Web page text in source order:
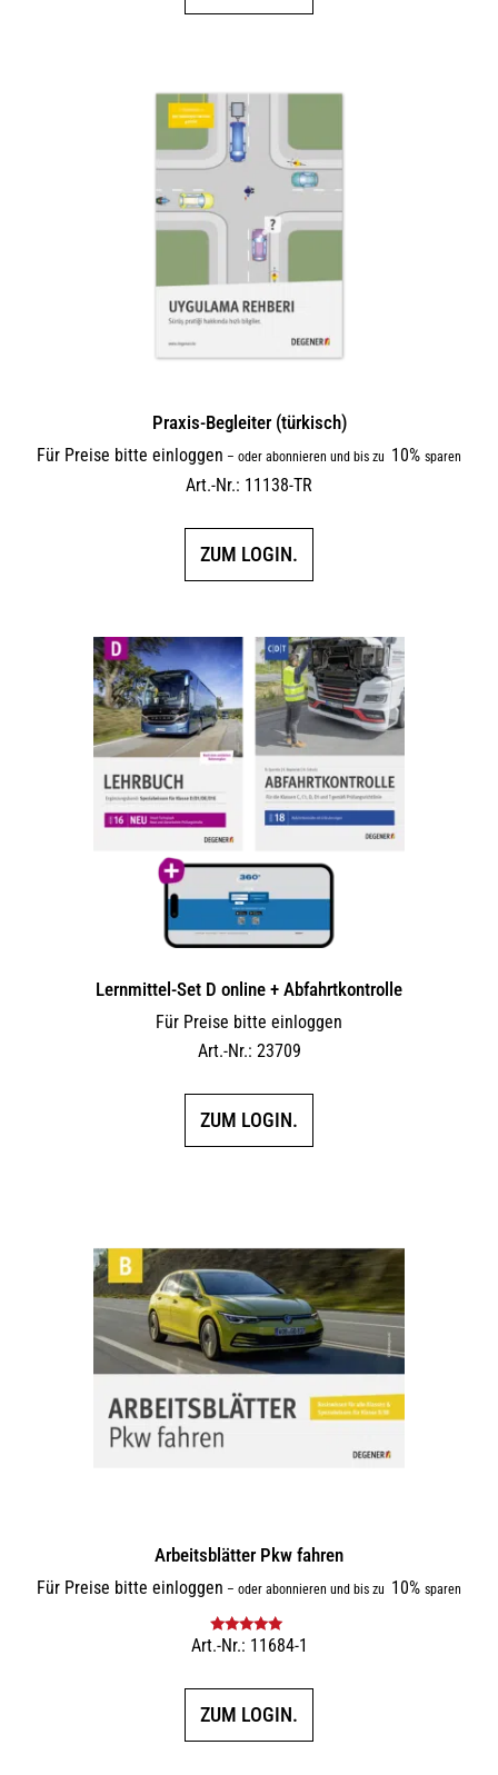
Praxis-Begleiter (türkisch)
Für Preise bitte einloggen – oder abonnieren und bis zu 10% sparen
Art.-Nr.: 11138-TR
ZUM LOGIN.
Lernmittel-Set D online + Abfahrtkontrolle
Für Preise bitte einloggen
Art.-Nr.: 23709
ZUM LOGIN.
Arbeitsblätter Pkw fahren
Für Preise bitte einloggen – oder abonnieren und bis zu 10% sparen
Bewertet mit
Art.-Nr.: 11684-1
ZUM LOGIN.